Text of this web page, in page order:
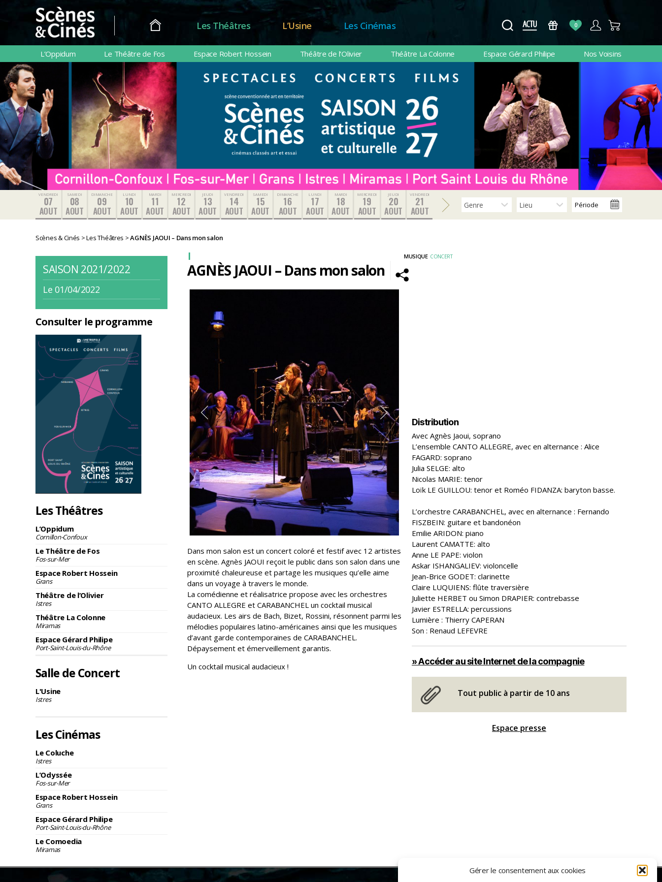
Gérer le consentement aux cookies
Scènes
&
Cinés
Les Théâtres L’Usine Les Cinémas 0
L’Oppidum Le Théâtre de Fos Espace Robert Hossein Théâtre de l’Olivier Théâtre La Colonne Espace Gérard Philipe Nos Voisins
VENDREDI
07
AOUT
SAMEDI
08
AOUT
DIMANCHE
09
AOUT
LUNDI
10
AOUT
MARDI
11
AOUT
MERCREDI
12
AOUT
JEUDI
13
AOUT
VENDREDI
14
AOUT
SAMEDI
15
AOUT
DIMANCHE
16
AOUT
LUNDI
17
AOUT
MARDI
18
AOUT
MERCREDI
19
AOUT
JEUDI
20
AOUT
VENDREDI
21
AOUT
Scènes & Cinés >Les Théâtres >AGNÈS JAOUI – Dans mon salon
SAISON 2021/2022
Le 01/04/2022
Consulter le programme
Les Théâtres
L’Oppidum
Cornillon-Confoux
Le Théâtre de Fos
Fos-sur-Mer
Espace Robert Hossein
Grans
Théâtre de l’Olivier
Istres
Théâtre La Colonne
Miramas
Espace Gérard Philipe
Port-Saint-Louis-du-Rhône
Salle de Concert
L'Usine
Istres
Les Cinémas
Le Coluche
Istres
L’Odyssée
Fos-sur-Mer
Espace Robert Hossein
Grans
Espace Gérard Philipe
Port-Saint-Louis-du-Rhône
Le Comoedia
Miramas
AGNÈS JAOUI – Dans mon salon
MUSIQUE CONCERT
Dans mon salon est un concert coloré et festif avec 12 artistes
en scène. Agnès JAOUI reçoit le public dans son salon dans une
proximité chaleureuse et partage les musiques qu’elle aime
dans un voyage à travers le monde.
La comédienne et réalisatrice propose avec les orchestres
CANTO ALLEGRE et CARABANCHEL un cocktail musical
audacieux. Les airs de Bach, Bizet, Rossini, résonnent parmi les
mélodies populaires latino-américaines ainsi que les musiques
d’avant garde contemporaines de CARABANCHEL.
Dépaysement et émerveillement garantis.
Un cocktail musical audacieux !
Distribution
Avec Agnès Jaoui, soprano
L’ensemble CANTO ALLEGRE, avec en alternance : Alice
FAGARD: soprano
Julia SELGE: alto
Nicolas MARIE: tenor
Loïk LE GUILLOU: tenor et Roméo FIDANZA: baryton basse.
L’orchestre CARABANCHEL, avec en alternance : Fernando
FISZBEIN: guitare et bandonéon
Emilie ARIDON: piano
Laurent CAMATTE: alto
Anne LE PAPE: violon
Askar ISHANGALIEV: violoncelle
Jean-Brice GODET: clarinette
Claire LUQUIENS: flûte traversière
Juliette HERBET ou Simon DRAPIER: contrebasse
Javier ESTRELLA: percussions
Lumière : Thierry CAPERAN
Son : Renaud LEFEVRE
» Accéder au site Internet de la compagnie
Tout public à partir de 10 ans
Espace presse